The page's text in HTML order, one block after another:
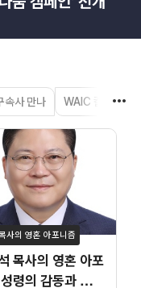
속사 만나 WAIC 칼럼
사의 영혼 아포니즘
목사의 영혼 아포
령의 감동과 불안